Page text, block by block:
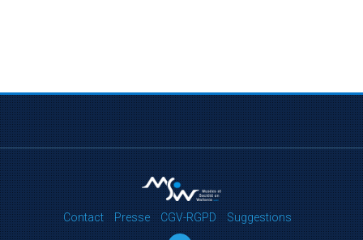
Contact Presse CGV-RGPD Suggestions